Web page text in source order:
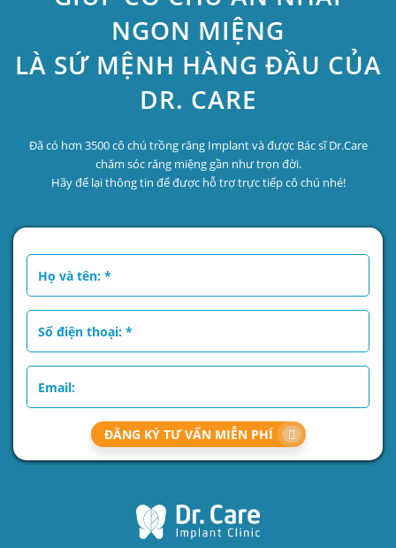
NGON MIỆNG
LÀ SỨ MỆNH HÀNG ĐẦU CỦA
DR. CARE
Đã có hơn 3500 cô chú trồng răng Implant và được Bác sĩ Dr.Care
chăm sóc răng miệng gần như trọn đời.
Hãy để lại thông tin để được hỗ trợ trực tiếp cô chú nhé!
ĐĂNG KÝ TƯ VẤN MIỄN PHÍ